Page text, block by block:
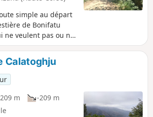
simple au départ
de Bonifatu
ne veulent pas ou ne
une des très
assez
de ce magnifique
d'un espace
balade suit le fond
aucune
offre de très beaux
Calatoghju
m
-209 m